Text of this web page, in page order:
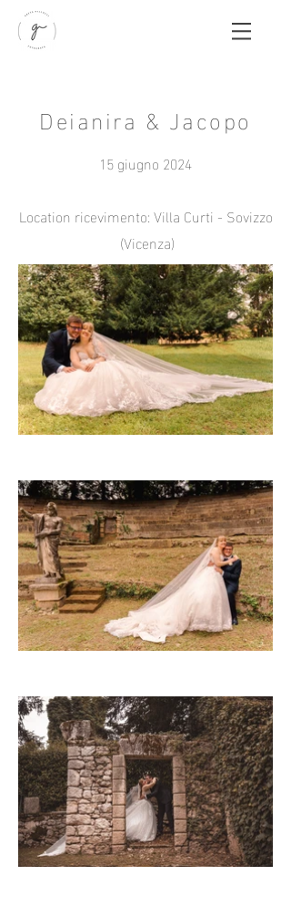
Deianira & Jacopo
15 giugno 2024
Location ricevimento: Villa Curti - Sovizzo
(Vicenza)